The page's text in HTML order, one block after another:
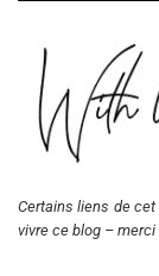
Certains liens de
vivre ce blog –